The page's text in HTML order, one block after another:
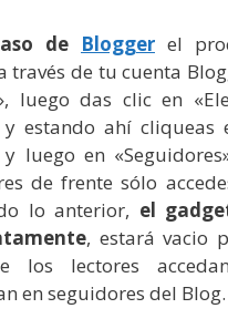
de Blogger el
través de tu cuenta
luego das clic en
y estando ahí cliqueas
y luego en
de frente sólo
lo anterior, el
, estará vacio
los lectores
en seguidores del Blog.